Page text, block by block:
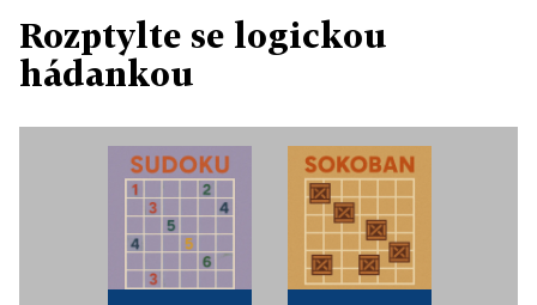
Rozptylte se logickou
hádankou